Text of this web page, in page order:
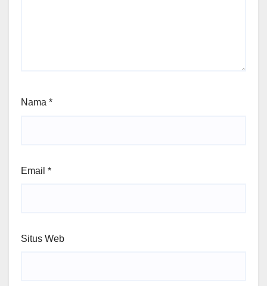
Nama *
Email *
Situs Web